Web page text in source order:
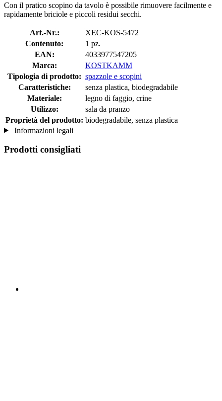
Con il pratico scopino da tavolo è possibile rimuovere facilmente e
rapidamente briciole e piccoli residui secchi.
Art.-Nr.:
XEC-KOS-5472
Contenuto:
1 pz.
EAN:
4033977547205
Marca:
KOSTKAMM
Tipologia di prodotto: spazzole e scopini
Caratteristiche:
senza plastica, biodegradabile
Materiale:
legno di faggio, crine
Utilizzo:
sala da pranzo
Proprietà del prodotto: biodegradabile, senza plastica
Informazioni legali
Prodotti consigliati